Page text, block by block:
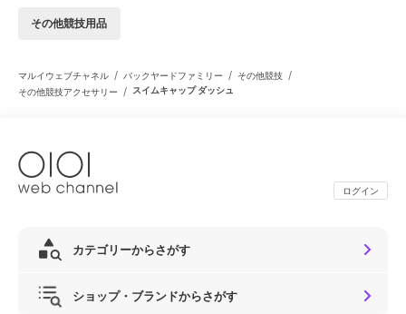
その他競技用品
マルイウェブチャネル / バックヤードファミリー / その他競技 /
その他競技アクセサリー / スイムキャップ ダッシュ
ログイン
カテゴリーからさがす
ショップ・ブランドからさがす